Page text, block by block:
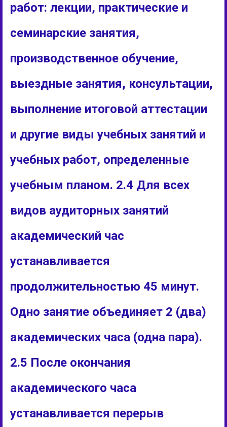
работ: лекции, практические и
семинарские занятия,
производственное обучение,
выездные занятия, консультации,
выполнение итоговой аттестации
и другие виды учебных занятий и
учебных работ, определенные
учебным планом. 2.4 Для всех
видов аудиторных занятий
академический час
устанавливается
продолжительностью 45 минут.
Одно занятие объединяет 2 (два)
академических часа (одна пара).
2.5 После окончания
академического часа
устанавливается перерыв